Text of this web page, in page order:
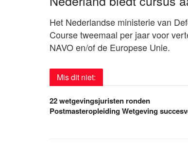
Het Nederlandse ministerie van
Course tweemaal per jaar voor
NAVO en/of de Europese Unie.
Mis dit niet:
22 wetgevingsjuristen ronden
Postmasteropleiding Wetgeving